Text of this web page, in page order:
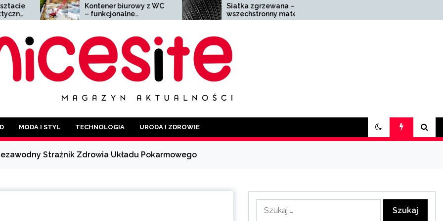
Kontener biurowy z WC
– funkcjonalne
rozwiązanie dla każdej
Siatka zgrzewana –
wszechstronny materiał
o szerokim
pomoc w trudnych
MODA I STYL TECHNOLOGIA URODA I ZDROWIE
Strażnik Zdrowia Układu Pokarmowego